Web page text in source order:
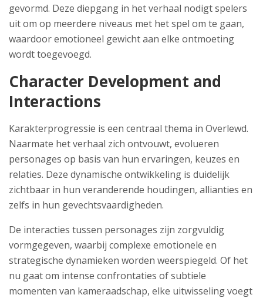
gevormd. Deze diepgang in het verhaal nodigt spelers
uit om op meerdere niveaus met het spel om te gaan,
waardoor emotioneel gewicht aan elke ontmoeting
wordt toegevoegd.
Character Development and
Interactions
Karakterprogressie is een centraal thema in Overlewd.
Naarmate het verhaal zich ontvouwt, evolueren
personages op basis van hun ervaringen, keuzes en
relaties. Deze dynamische ontwikkeling is duidelijk
zichtbaar in hun veranderende houdingen, allianties en
zelfs in hun gevechtsvaardigheden.
De interacties tussen personages zijn zorgvuldig
vormgegeven, waarbij complexe emotionele en
strategische dynamieken worden weerspiegeld. Of het
nu gaat om intense confrontaties of subtiele
momenten van kameraadschap, elke uitwisseling voegt